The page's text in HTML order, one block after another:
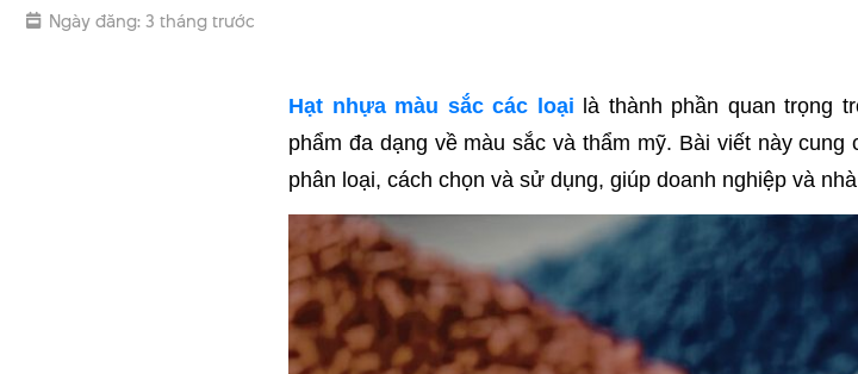
Ngày đăng: 3 tháng trước
Hạt nhựa màu sắc các loại là thành phần quan trọng
phẩm đa dạng về màu sắc và thẩm mỹ. Bài viết này
phân loại, cách chọn và sử dụng, giúp doanh nghiệp và